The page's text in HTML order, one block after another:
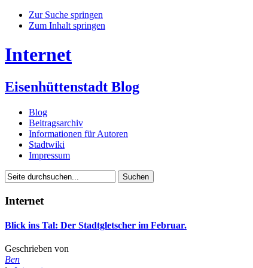
Zur Suche springen
Zum Inhalt springen
Internet
Eisenhüttenstadt Blog
Blog
Beitragsarchiv
Informationen für Autoren
Stadtwiki
Impressum
Internet
Blick ins Tal: Der Stadtgletscher im Februar.
Geschrieben von
Ben